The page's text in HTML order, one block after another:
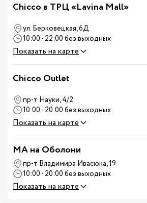
Chicco в ТРЦ «Lavina Mall»
ул. Берковецкая, 6Д
10:00 - 22:00 без выходных
Показать на карте
Chicco Outlet
пр-т Науки, 4/2
10:00 - 20:00 без выходных
Показать на карте
MA на Оболони
пр-т Владимира Ивасюка, 19
10:00 - 20:00 без выходных
Показать на карте